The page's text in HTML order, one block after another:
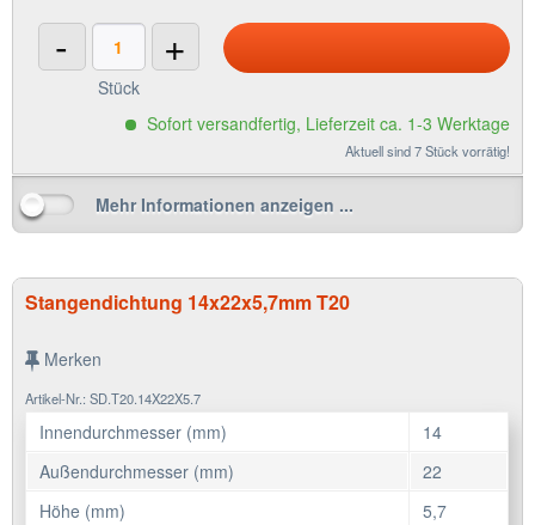
- +
Stück
Sofort versandfertig, Lieferzeit ca. 1-3 Werktage
Aktuell sind 7 Stück vorrätig!
Mehr Informationen anzeigen ...
Stangendichtung 14x22x5,7mm T20
Merken
Artikel-Nr.: SD.T20.14X22X5.7
Innendurchmesser (mm)
14
Außendurchmesser (mm)
22
Höhe (mm)
5,7